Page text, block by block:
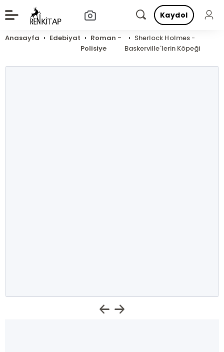
Kaydol
Anasayfa Edebiyat
Roman -
Polisiye
Sherlock Holmes -
Baskerville'lerin Köpeği